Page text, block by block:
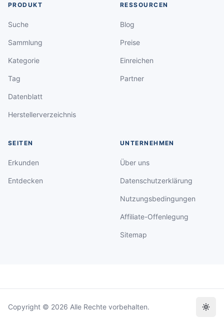
PRODUKT
Suche
Sammlung
Kategorie
Tag
Datenblatt
Herstellerverzeichnis
RESSOURCEN
Blog
Preise
Einreichen
Partner
SEITEN
Erkunden
Entdecken
UNTERNEHMEN
Über uns
Datenschutzerklärung
Nutzungsbedingungen
Affiliate-Offenlegung
Sitemap
Copyright © 2026 Alle Rechte vorbehalten.